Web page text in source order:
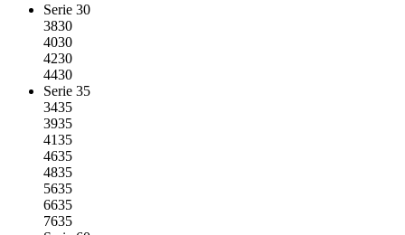
Serie 30
3830
4030
4230
4430
Serie 35
3435
3935
4135
4635
4835
5635
6635
7635